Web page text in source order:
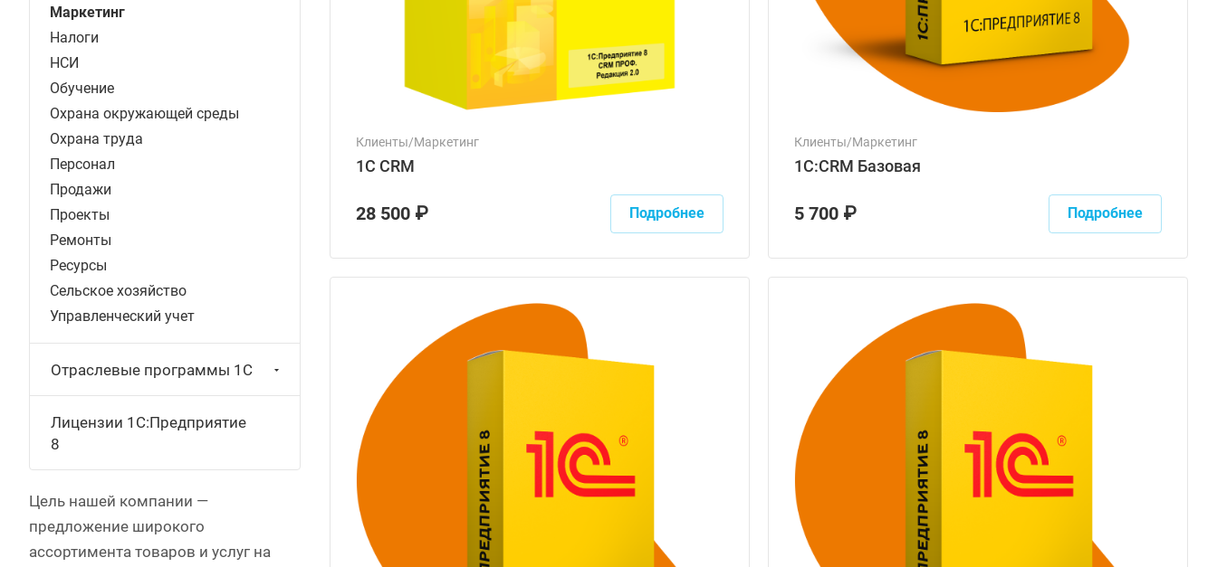
Клиенты/Маркетинг
1С CRM
28 500 ₽ Подробнее
Клиенты/Маркетинг
1С:CRM Базовая
5 700 ₽ Подробнее
Маркетинг
Налоги
НСИ
Обучение
Охрана окружающей среды
Охрана труда
Персонал
Продажи
Проекты
Ремонты
Ресурсы
Сельское хозяйство
Управленческий учет
Отраслевые программы 1С
Лицензии 1С:Предприятие
8
Цель нашей компании —
предложение широкого
ассортимента товаров и услуг на